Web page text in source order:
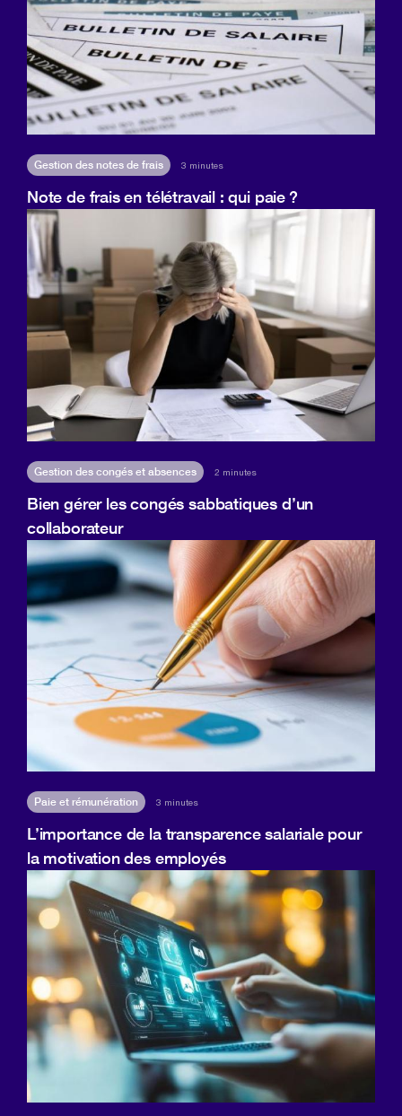
Gestion des notes de frais 3 minutes
Note de frais en télétravail : qui paie ?
Gestion des congés et absences 2 minutes
Bien gérer les congés sabbatiques d’un
collaborateur
Paie et rémunération 3 minutes
L’importance de la transparence salariale pour
la motivation des employés